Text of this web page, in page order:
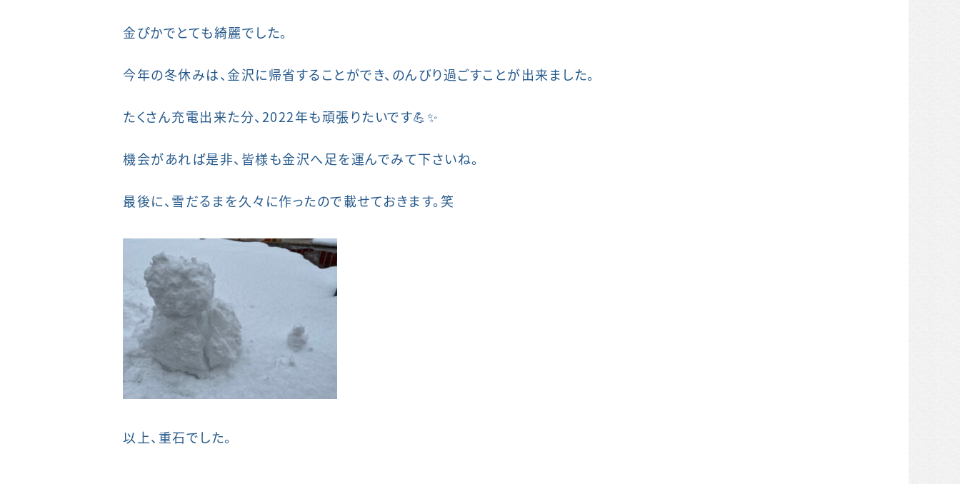
金ぴかでとても綺麗でした。
今年の冬休みは、金沢に帰省することができ、のんびり過ごすことが出来ました。
たくさん充電出来た分、2022年も頑張りたいです💪✨
機会があれば是非、皆様も金沢へ足を運んでみて下さいね。
最後に、雪だるまを久々に作ったので載せておきます。笑
以上、重石でした。